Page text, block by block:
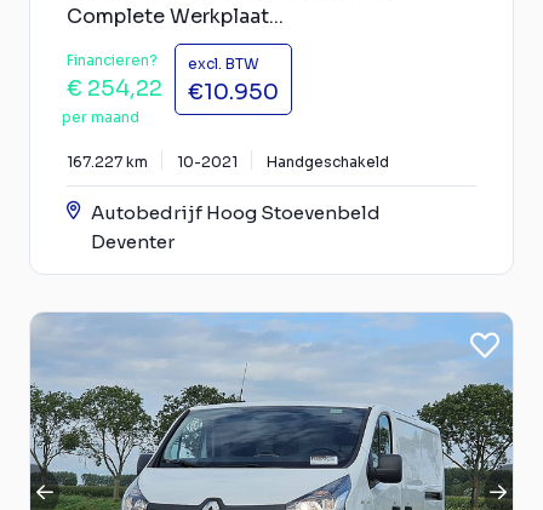
Complete Werkplaat...
Financieren?
€ 254,22
per maand
excl. BTW
€10.950
167.227 km 10-2021 Handgeschakeld
Autobedrijf Hoog Stoevenbeld
Deventer